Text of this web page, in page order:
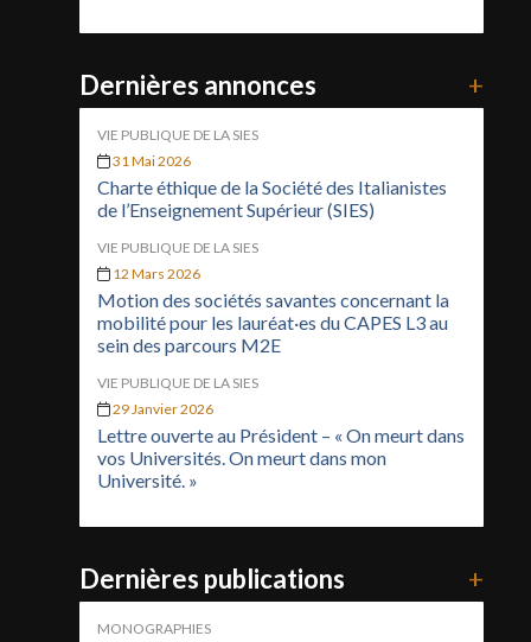
Dernières annonces +
VIE PUBLIQUE DE LA SIES
31 Mai 2026
Charte éthique de la Société des Italianistes
de l’Enseignement Supérieur (SIES)
VIE PUBLIQUE DE LA SIES
12 Mars 2026
Motion des sociétés savantes concernant la
mobilité pour les lauréat·es du CAPES L3 au
sein des parcours M2E
VIE PUBLIQUE DE LA SIES
29 Janvier 2026
Lettre ouverte au Président – « On meurt dans
vos Universités. On meurt dans mon
Université. »
Dernières publications +
MONOGRAPHIES